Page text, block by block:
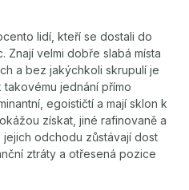
lidí, kteří se dostali do
velmi dobře slabá místa
a bez jakýchkoli skrupulí je
jednání přímo
egoističtí a mají sklon k
získat, jiné rafinovaně a
odchodu zůstávají dost
ztráty a otřesená pozice